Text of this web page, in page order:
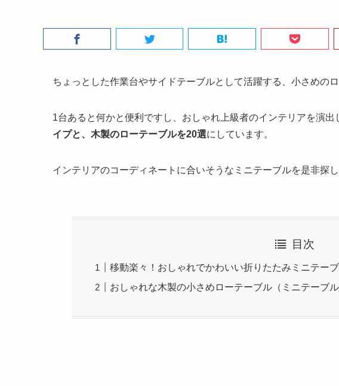
ちょっとした作業台やサイドテーブルとして活躍する、小さめのロ
1台あると何かと便利ですし、おしゃれ上級者のインテリアを演出
イプと、木製のローテーブルを20選にしています。
インテリアのコーディネートに合いそうなミニテーブルを是非探し
目次
移動楽々！おしゃれでかわいい折りたたみミニテー
おしゃれな木製の小さめローテーブル（ミニテーブ